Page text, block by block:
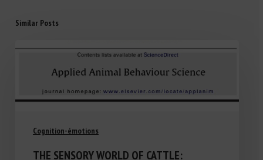
Similar Posts
Cognition-émotions
THE SENSORY WORLD OF CATTLE: